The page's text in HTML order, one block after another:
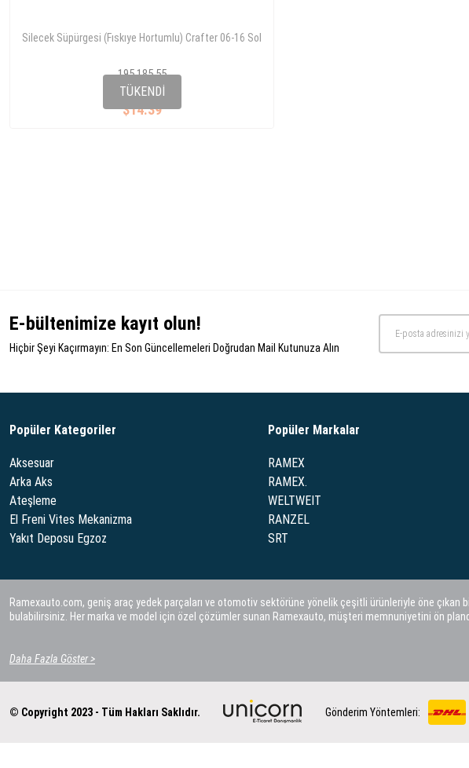
TÜKENDI
Silecek Süpürgesi (Fıskıye Hortumlu) Crafter 06-16 Sol
195 185 55
$14.39
2E0 955 401 B
E-bültenimize kayıt olun!
Hiçbir Şeyi Kaçırmayın: En Son Güncellemeleri Doğrudan Mail Kutunuza Alın
Popüler Kategoriler
Aksesuar
Arka Aks
Ateşleme
El Freni Vites Mekanizma
Yakıt Deposu Egzoz
Popüler Markalar
RAMEX
RAMEX.
WELTWEIT
RANZEL
SRT
Ramexauto.com, geniş araç yedek parçaları ve otomotiv sektörüne yönelik çeşitli ürünleriyle öne çıkan
bulabilirsiniz. Her marka ve model için özel çözümler sunan Ramexauto, müşteri memnuniyetini ön
Daha Fazla Göster >
© Copyright 2023 - Tüm Hakları Saklıdır. Gönderim Yöntemleri: